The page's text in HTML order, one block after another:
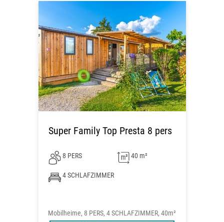
Super Family Top Presta 8 pers
8 PERS 40 m²
4 SCHLAFZIMMER
Mobilheime, 8 PERS, 4 SCHLAFZIMMER, 40m²